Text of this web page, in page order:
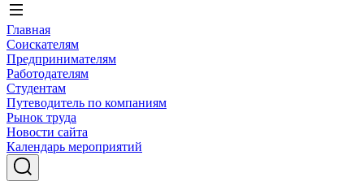
Главная
Соискателям
Предпринимателям
Работодателям
Студентам
Путеводитель по компаниям
Рынок труда
Новости сайта
Календарь мероприятий